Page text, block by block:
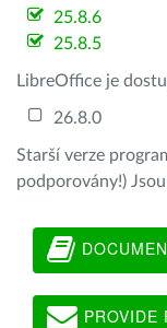
25.8.6
25.8.5
LibreOffice je
26.8.0
Starší verze
podporovány!)
PROVIDE